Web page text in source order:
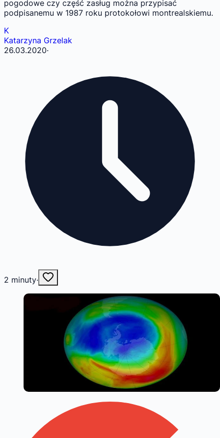
pogodowe czy część zasług można przypisać
podpisanemu w 1987 roku protokołowi montrealskiemu.
K
Katarzyna Grzelak
26.03.2020·
2 minuty·